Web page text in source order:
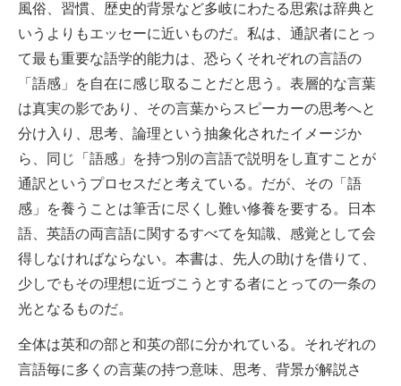
風俗、習慣、歴史的背景など多岐にわたる思索は辞典と
いうよりもエッセーに近いものだ。私は、通訳者にとっ
て最も重要な語学的能力は、恐らくそれぞれの言語の
「語感」を自在に感じ取ることだと思う。表層的な言葉
は真実の影であり、その言葉からスピーカーの思考へと
分け入り、思考、論理という抽象化されたイメージか
ら、同じ「語感」を持つ別の言語で説明をし直すことが
通訳というプロセスだと考えている。だが、その「語
感」を養うことは筆舌に尽くし難い修養を要する。日本
語、英語の両言語に関するすべてを知識、感覚として会
得しなければならない。本書は、先人の助けを借りて、
少しでもその理想に近づこうとする者にとっての一条の
光となるものだ。
全体は英和の部と和英の部に分かれている。それぞれの
言語毎に多くの言葉の持つ意味、思考、背景が解説さ